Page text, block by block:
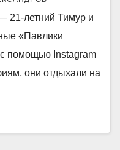
21-летний Тимур и
«Павлики
помощью Instagram
они отдыхали на